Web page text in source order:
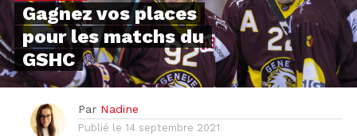
Gagnez vos places
pour les matchs du
GSHC
Par Nadine
Publié le 14 septembre 2021